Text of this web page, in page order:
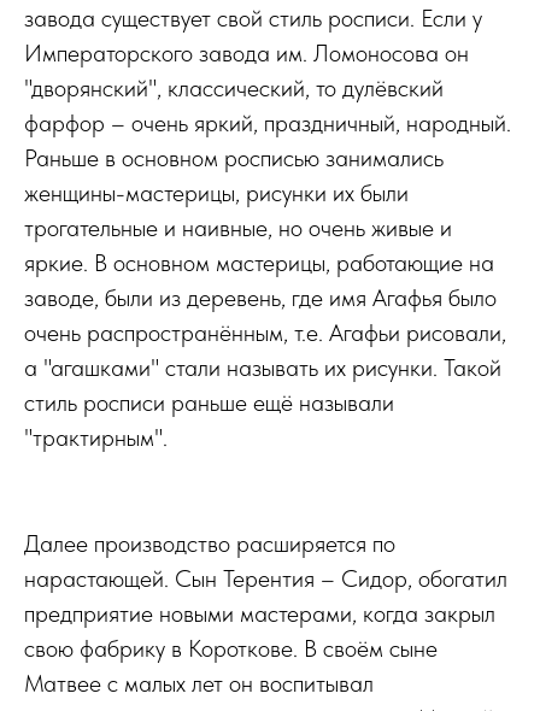
завода существует свой стиль росписи. Если у
Императорского завода им. Ломоносова он
"дворянский", классический, то дулёвский
фарфор – очень яркий, праздничный, народный.
Раньше в основном росписью занимались
женщины-мастерицы, рисунки их были
трогательные и наивные, но очень живые и
яркие. В основном мастерицы, работающие на
заводе, были из деревень, где имя Агафья было
очень распространённым, т.е. Агафьи рисовали,
а "агашками" стали называть их рисунки. Такой
стиль росписи раньше ещё называли
"трактирным".
Далее производство расширяется по
нарастающей. Сын Терентия – Сидор, обогатил
предприятие новыми мастерами, когда закрыл
свою фабрику в Короткове. В своём сыне
Матвее с малых лет он воспитывал